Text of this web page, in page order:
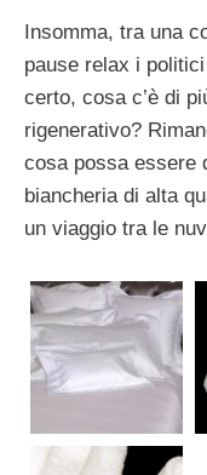
Insomma, tra una
pause relax i
certo, cosa c’è di
rigenerativo?
cosa possa essere
biancheria di alta
un viaggio tra le